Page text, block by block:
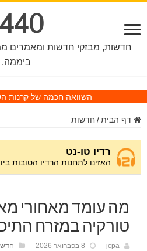
ביממה.
השוואה חכמה של קרנות
דף הבית / חדשות
מה עומד מאחורי
טורקיה במזרח
jcpa 8 בפברואר 2026